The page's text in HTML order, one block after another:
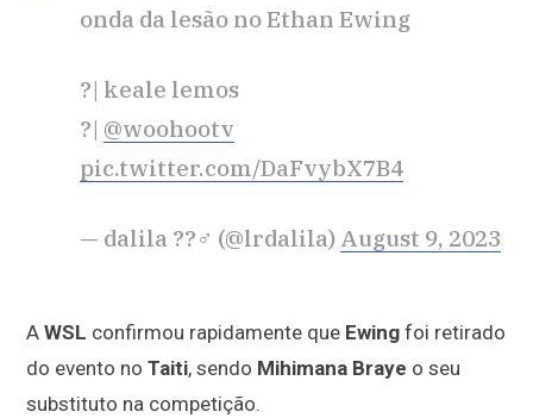
onda da lesão no Ethan Ewing
?| keale lemos
?| @woohootv
pic.twitter.com/DaFvybX7B4
— dalila ??‍♂️ (@lrdalila) August 9, 2023
A WSL confirmou rapidamente que Ewing foi retirado
do evento no Taiti, sendo Mihimana Braye o seu
substituto na competição.